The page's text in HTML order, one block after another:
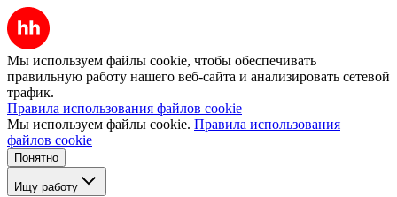
Мы используем файлы cookie, чтобы обеспечивать
правильную работу нашего веб-сайта и анализировать сетевой
трафик.
Правила использования файлов cookie
Мы используем файлы cookie. Правила использования
файлов cookie
Понятно
Ищу работу